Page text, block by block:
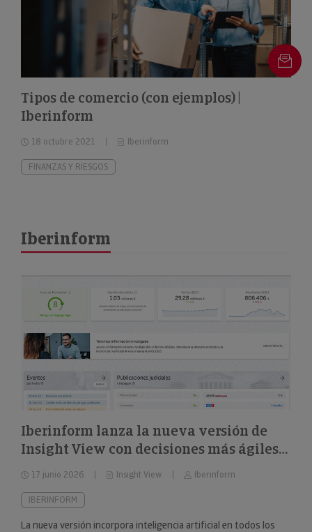
Tipos de comercio (con ejemplos) |
Iberinform
18 octubre 2021 Iberinform
FINANZAS Y RIESGOS
Iberinform
Iberinform lanza la nueva versión de
Insight View con decisiones más ágiles
sobre 322 millones de empresas y
nuevas capacidades en su
funcionalidad de IA
17 junio 2026 Insight View Iberinform
IBERINFORM
La nueva versión incorpora inteligencia artificial en todos los